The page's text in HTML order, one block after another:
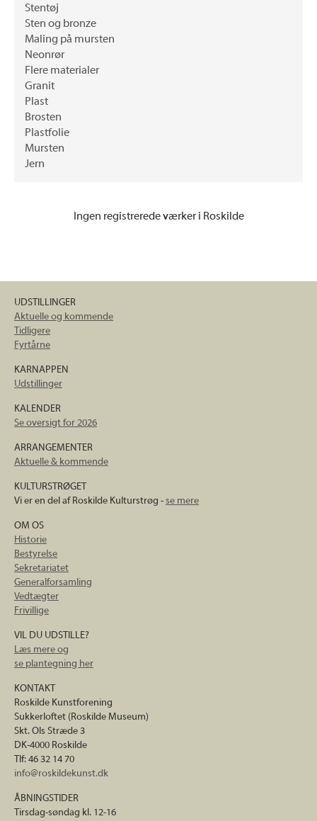
Stentøj
Sten og bronze
Maling på mursten
Neonrør
Flere materialer
Granit
Plast
Brosten
Plastfolie
Mursten
Jern
Ingen registrerede værker i Roskilde
UDSTILLINGER
Aktuelle og kommende
Tidligere
Fyrtårne
KARNAPPEN
Udstillinger
KALENDER
Se oversigt for 2026
ARRANGEMENTER
Aktuelle & kommende
KULTURSTRØGET
Vi er en del af Roskilde Kulturstrøg -se mere
OM OS
Historie
Bestyrelse
Sekretariatet
Generalforsamling
Vedtægter
Frivillige
VIL DU UDSTILLE?
Læs mere og
se plantegning her
KONTAKT
Roskilde Kunstforening
Sukkerloftet (Roskilde Museum)
Skt. Ols Stræde 3
DK-4000 Roskilde
Tlf: 46 32 14 70
info@roskildekunst.dk
ÅBNINGSTIDER
Tirsdag-søndag kl. 12-16